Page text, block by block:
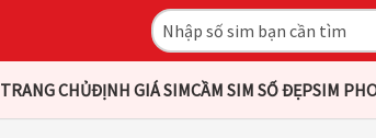
TRANG CHỦĐỊNH GIÁ SIMCẦM SIM SỐ ĐẸPSIM